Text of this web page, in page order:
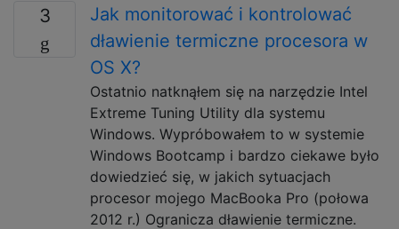
3
Jak monitorować i kontrolować
dławienie termiczne procesora w
OS X?
Ostatnio natknąłem się na narzędzie Intel
Extreme Tuning Utility dla systemu
Windows. Wypróbowałem to w systemie
Windows Bootcamp i bardzo ciekawe było
dowiedzieć się, w jakich sytuacjach
procesor mojego MacBooka Pro (połowa
2012 r.) Ogranicza dławienie termiczne.